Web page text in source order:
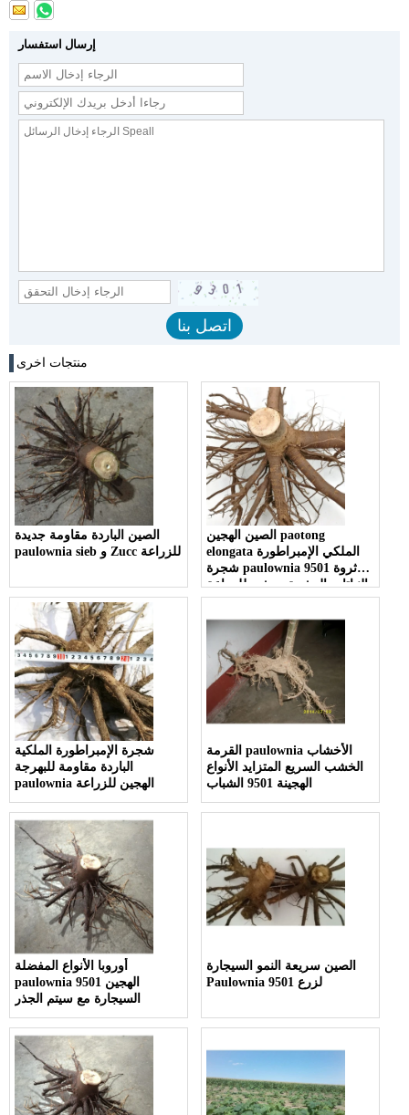
إرسال استفسار
منتجات اخرى
الصين الباردة مقاومة جديدة
paulownia sieb و Zucc للزراعة
الصين الهجين paotong
elongata الملكي الإمبراطورة
شجرة paulownia 9501 ثروة
النباتات الجذرية وجذور للزراعة
شجرة الإمبراطورة الملكية
الباردة مقاومة للبهرجة
paulownia الهجين للزراعة
القرمة paulownia الأخشاب
الخشب السريع المتزايد الأنواع
الهجينة 9501 الشباب
أوروبا الأنواع المفضلة
paulownia 9501 الهجين
السيجارة مع سيتم الجذر
الصين سريعة النمو السيجارة
Paulownia 9501 لزرع